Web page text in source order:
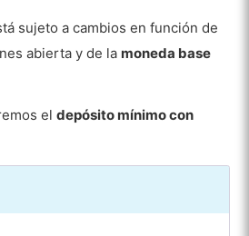
sujeto a cambios en función de
abierta y de la moneda base
eldepósito mínimo con